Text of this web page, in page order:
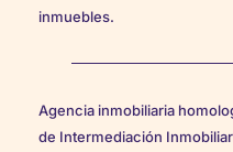
inmuebles.
Agencia inmobiliaria
de Intermediación